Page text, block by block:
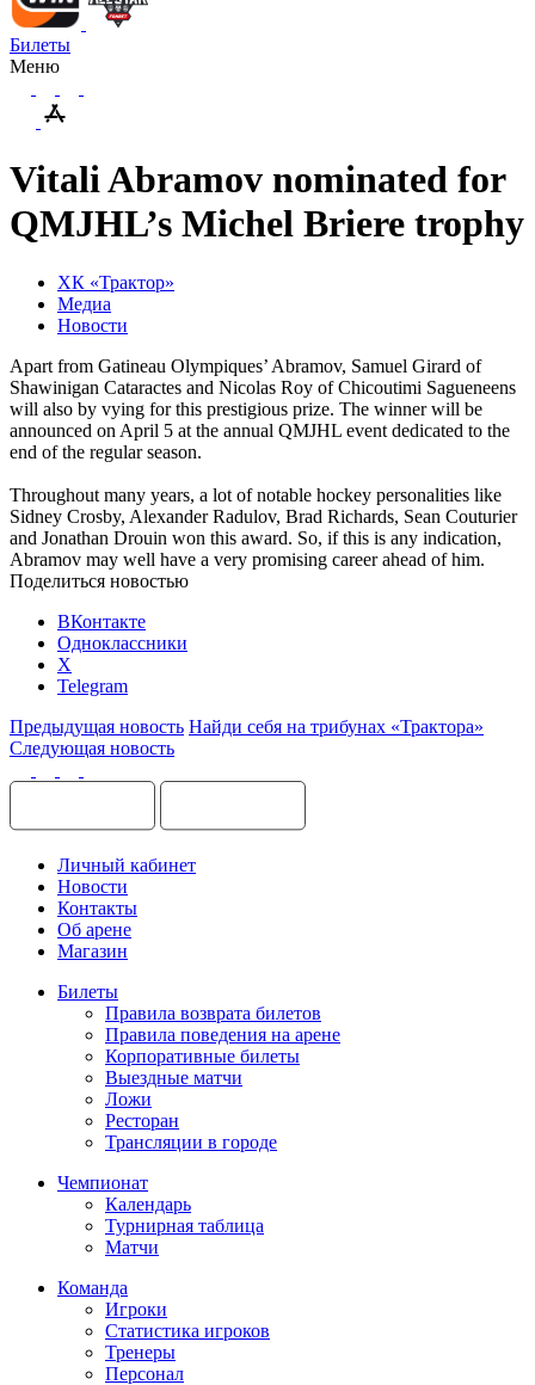
Билеты
Меню
Vitali Abramov nominated for
QMJHL’s Michel Briere trophy
ХК «Трактор»
Медиа
Новости
Apart from Gatineau Olympiques’ Abramov, Samuel Girard of
Shawinigan Cataractes and Nicolas Roy of Chicoutimi Sagueneens
will also by vying for this prestigious prize. The winner will be
announced on April 5 at the annual QMJHL event dedicated to the
end of the regular season.
Throughout many years, a lot of notable hockey personalities like
Sidney Crosby, Alexander Radulov, Brad Richards, Sean Couturier
and Jonathan Drouin won this award. So, if this is any indication,
Abramov may well have a very promising career ahead of him.
Поделиться новостью
ВКонтакте
Одноклассники
X
Telegram
Предыдущая новость Найди себя на трибунах «Трактора»
Следующая новость
Личный кабинет
Новости
Контакты
Об арене
Магазин
Билеты
Правила возврата билетов
Правила поведения на арене
Корпоративные билеты
Выездные матчи
Ложи
Ресторан
Трансляции в городе
Чемпионат
Календарь
Турнирная таблица
Матчи
Команда
Игроки
Статистика игроков
Тренеры
Персонал